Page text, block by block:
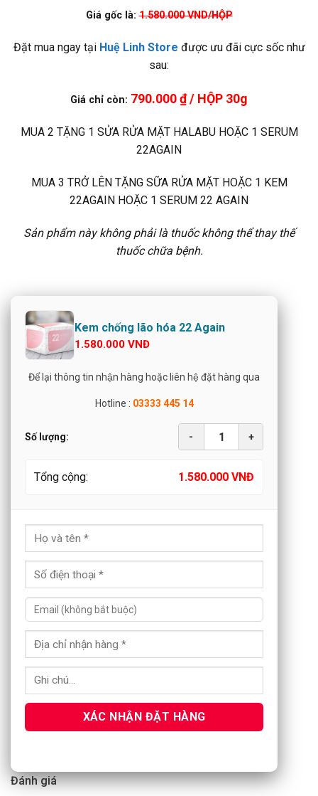
Giá gốc là:1.580.000 VND/HỘP
Đặt mua ngay tại Huệ Linh Store được ưu đãi cực sốc như
sau:
Giá chỉ còn: 790.000 ₫ / HỘP 30g
MUA 2 TẶNG 1 SỬA RỬA MẶT HALABU HOẶC 1 SERUM
22AGAIN
MUA 3 TRỞ LÊN TẶNG SỮA RỬA MẶT HOẶC 1 KEM
22AGAIN HOẶC 1 SERUM 22 AGAIN
Sản phẩm này không phải là thuốc không thể thay thế
thuốc chữa bệnh.
Kem chống lão hóa 22 Again
1.580.000 VNĐ
Để lại thông tin nhận hàng hoặc liên hệ đặt hàng qua
Hotline : 03333 445 14
Số lượng: - +
Tổng cộng: 1.580.000VNĐ
XÁC NHẬN ĐẶT HÀNG
Đánh giá